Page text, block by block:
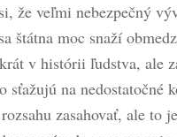
že veľmi nebezpečný
štátna moc snaží
v histórii ľudstva, ale
na nedostatočné
zasahovať, ale to